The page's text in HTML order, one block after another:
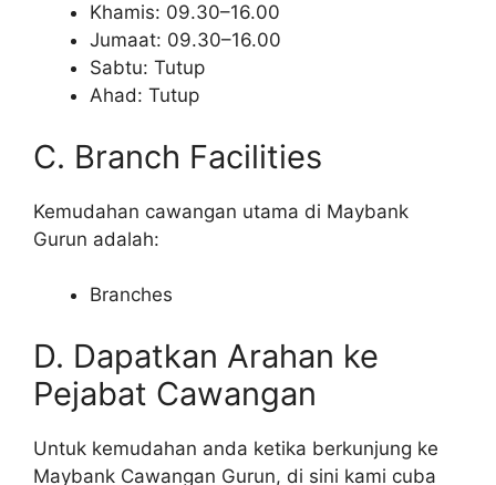
Khamis: 09.30–16.00
Jumaat: 09.30–16.00
Sabtu: Tutup
Ahad: Tutup
C. Branch Facilities
Kemudahan cawangan utama di Maybank
Gurun adalah:
Branches
D. Dapatkan Arahan ke
Pejabat Cawangan
Untuk kemudahan anda ketika berkunjung ke
Maybank Cawangan Gurun, di sini kami cuba